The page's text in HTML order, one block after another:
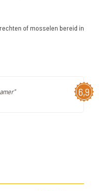
of mosselen bereid in
6,9